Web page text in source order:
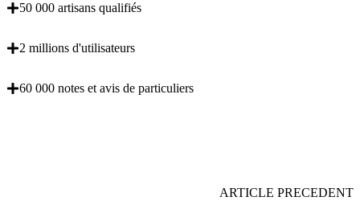
50 000 artisans qualifiés
2 millions d'utilisateurs
60 000 notes et avis de particuliers
ARTICLE PRECEDENT